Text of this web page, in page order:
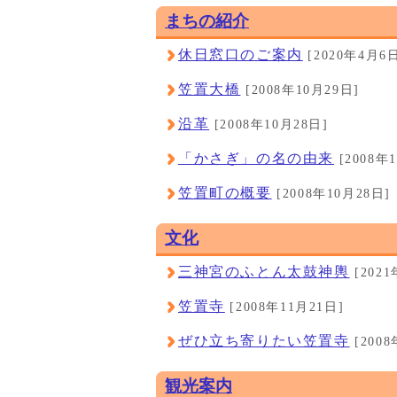
まちの紹介
休日窓口のご案内 [2020年4月6
笠置大橋 [2008年10月29日]
沿革 [2008年10月28日]
「かさぎ」の名の由来 [2008年
笠置町の概要 [2008年10月28日]
文化
三神宮のふとん太鼓神輿 [2021
笠置寺 [2008年11月21日]
ぜひ立ち寄りたい笠置寺 [2008
観光案内